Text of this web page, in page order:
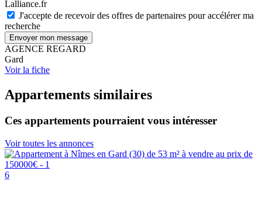
Lalliance.fr
J'accepte de recevoir des offres de partenaires pour accélérer ma
recherche
Envoyer mon message
AGENCE REGARD
Gard
Voir la fiche
Appartements similaires
Ces appartements pourraient vous intéresser
Voir toutes les annonces
6